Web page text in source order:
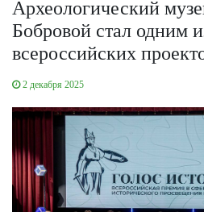
Археологический
Бобровой стал одним
всероссийских
2 декабря 2025